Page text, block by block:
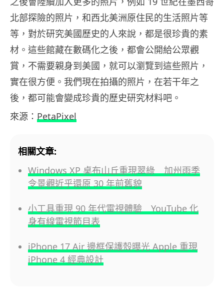
北部探險的照片，和西北美洲原住民的生活照片等
等，對於研究美國歷史的人來說，都是很珍貴的素
材。這些館藏在數碼化之後，都會公開給公眾觀
賞，不需要親身到美國，就可以瀏覽到這些照片，
實在很方便。我們現在拍攝的照片，在若干年之
後，都可能會變成珍貴的歷史研究材料吧。
來源： PetaPixel
相關文章:
Windows XP 桌布山丘重現翠綠 加州雨季
令景觀近乎還原 30 年前舊貌
小工具重現 90 年代電視體驗 YouTube 化
身有線電視節目表
iPhone 17 Air 邊框保護殼曝光 Apple 重現
iPhone 4 經典設計